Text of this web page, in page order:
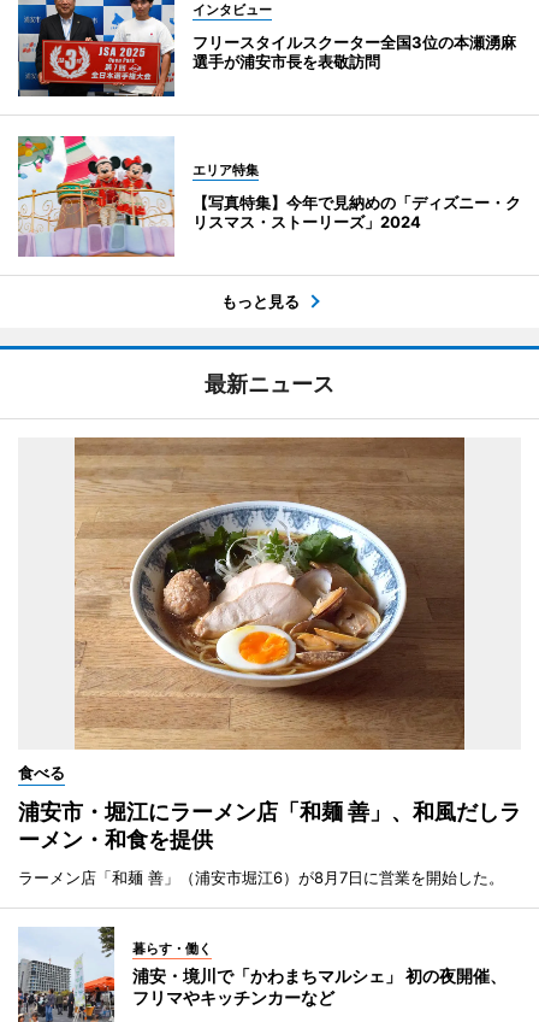
インタビュー
フリースタイルスクーター全国3位の本瀬湧麻
選手が浦安市長を表敬訪問
エリア特集
【写真特集】今年で見納めの「ディズニー・ク
リスマス・ストーリーズ」2024
もっと見る
最新ニュース
食べる
浦安市・堀江にラーメン店「和麺 善」、和風だしラ
ーメン・和食を提供
ラーメン店「和麺 善」（浦安市堀江6）が8月7日に営業を開始した。
暮らす・働く
浦安・境川で「かわまちマルシェ」 初の夜開催、
フリマやキッチンカーなど